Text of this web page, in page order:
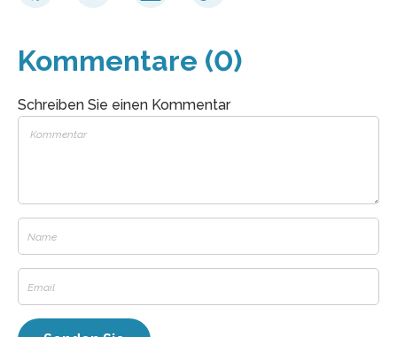
Kommentare (0)
Schreiben Sie einen Kommentar